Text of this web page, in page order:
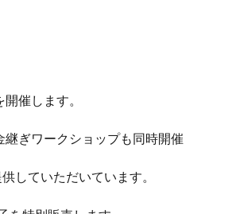
催します。
ぎワークショップも同時開催
していただいています。